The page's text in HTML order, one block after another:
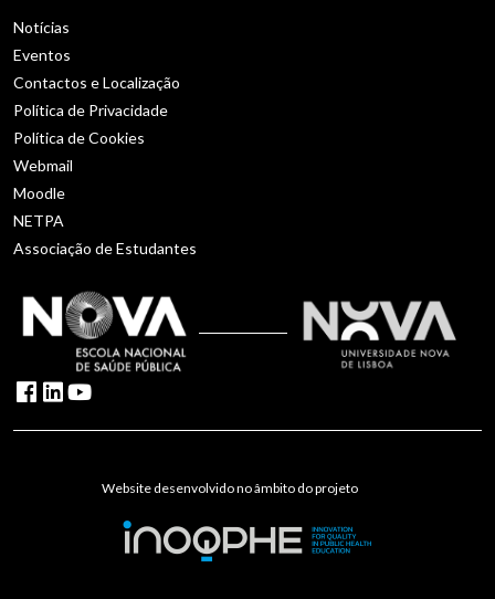
Notícias
Eventos
Contactos e Localização
Política de Privacidade
Política de Cookies
Webmail
Moodle
NETPA
Associação de Estudantes
Website desenvolvido no âmbito do projeto